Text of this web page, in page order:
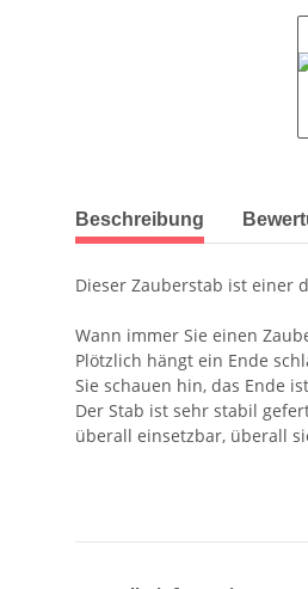
weitere Registerkarten
Beschreibung
Dieser Zauberstab ist einer
Wann immer Sie einen
Plötzlich hängt ein Ende
Sie schauen hin, das Ende
Der Stab ist sehr stabil
überall einsetzbar, überall